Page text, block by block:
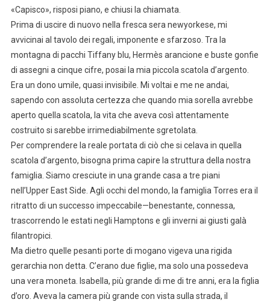
«Capisco», risposi piano, e chiusi la chiamata.
Prima di uscire di nuovo nella fresca sera newyorkese, mi
avvicinai al tavolo dei regali, imponente e sfarzoso. Tra la
montagna di pacchi Tiffany blu, Hermès arancione e buste gonfie
di assegni a cinque cifre, posai la mia piccola scatola d’argento.
Era un dono umile, quasi invisibile. Mi voltai e me ne andai,
sapendo con assoluta certezza che quando mia sorella avrebbe
aperto quella scatola, la vita che aveva così attentamente
costruito si sarebbe irrimediabilmente sgretolata.
Per comprendere la reale portata di ciò che si celava in quella
scatola d’argento, bisogna prima capire la struttura della nostra
famiglia. Siamo cresciute in una grande casa a tre piani
nell’Upper East Side. Agli occhi del mondo, la famiglia Torres era il
ritratto di un successo impeccabile—benestante, connessa,
trascorrendo le estati negli Hamptons e gli inverni ai giusti galà
filantropici.
Ma dietro quelle pesanti porte di mogano vigeva una rigida
gerarchia non detta. C’erano due figlie, ma solo una possedeva
una vera moneta. Isabella, più grande di me di tre anni, era la figlia
d’oro. Aveva la camera più grande con vista sulla strada, il